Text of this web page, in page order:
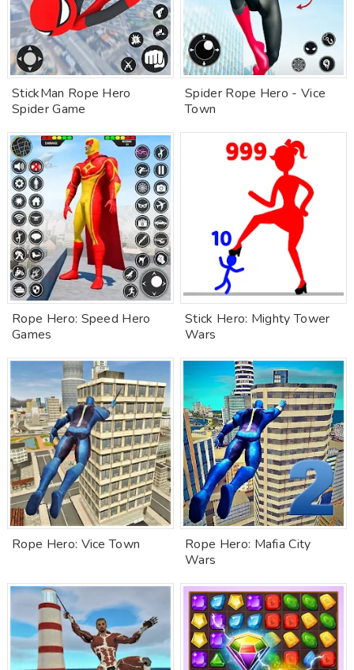
StickMan Rope Hero
Spider Game
Spider Rope Hero - Vice
Town
Rope Hero: Speed Hero
Games
Stick Hero: Mighty Tower
Wars
Rope Hero: Vice Town
Rope Hero: Mafia City
Wars